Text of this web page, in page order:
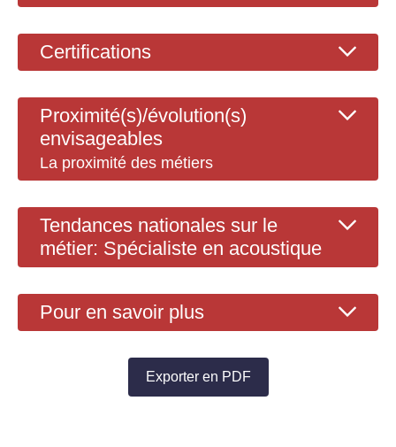
Certifications
Proximité(s)/évolution(s)
envisageables
La proximité des métiers
Tendances nationales sur le
métier: Spécialiste en acoustique
Pour en savoir plus
Exporter en PDF